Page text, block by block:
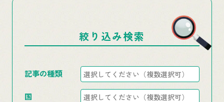
絞り込み検索
記事の種類
国